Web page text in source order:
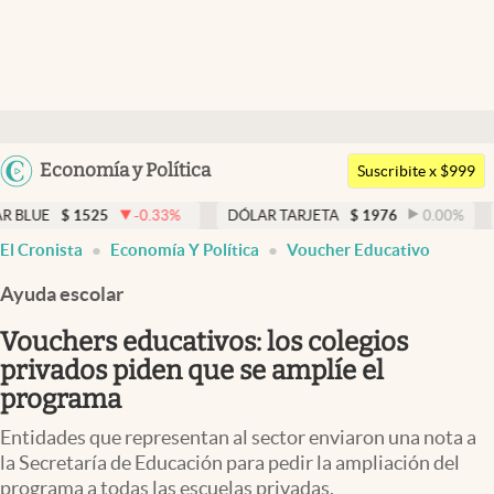
Argentina
Economía y Política
Members
Economía y Política
Finanzas y Mercados
Mercados Online
Negocios
Columnistas
Apertura
Suscribite x $999
-0.33% DÓLAR TARJETA $ 1976 0.00 % DÓLAR
El Cronista Economía Y Política Voucher Educativo
Ayuda escolar
Vouchers educativos: los colegios
privados piden que se amplíe el
programa
Entidades que representan al sector enviaron una nota a
la Secretaría de Educación para pedir la ampliación del
programa a todas las escuelas privadas.